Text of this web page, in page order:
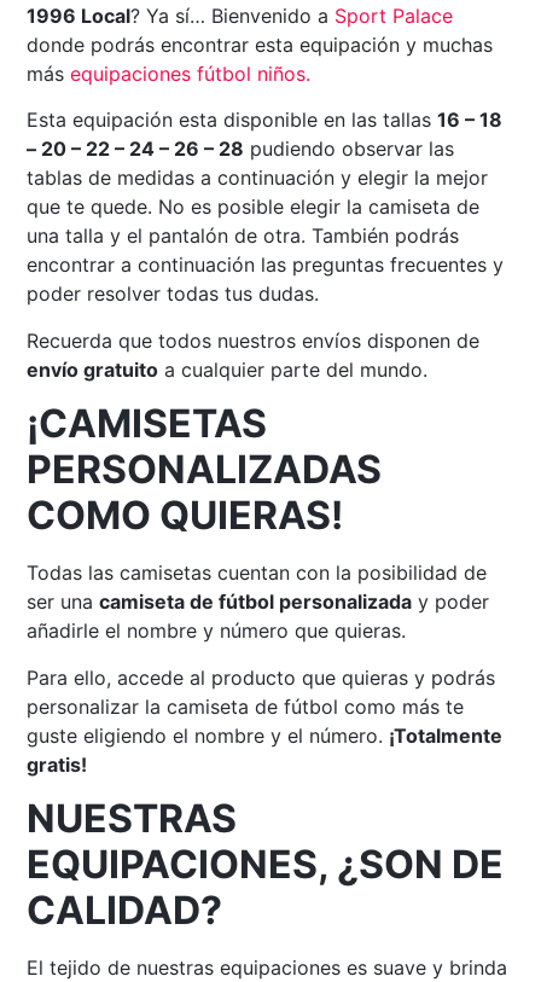
1996 Local? Ya sí… Bienvenido a Sport Palace
donde podrás encontrar esta equipación y muchas
másequipaciones fútbol niños.
Esta equipación esta disponible en las tallas16 – 18
– 20 – 22 – 24 – 26 – 28 pudiendo observar las
tablas de medidas a continuación y elegir la mejor
que te quede. No es posible elegir la camiseta de
una talla y el pantalón de otra. También podrás
encontrar a continuación las preguntas frecuentes y
poder resolver todas tus dudas.
Recuerda que todos nuestros envíos disponen de
envío gratuito a cualquier parte del mundo.
¡CAMISETAS
PERSONALIZADAS
COMO QUIERAS!
Todas las camisetas cuentan con la posibilidad de
ser unacamiseta de fútbol personalizada y poder
añadirle el nombre y número que quieras.
Para ello, accede al producto que quieras y podrás
personalizar la camiseta de fútbol como más te
guste eligiendo el nombre y el número. ¡Totalmente
gratis!
NUESTRAS
EQUIPACIONES, ¿SON DE
CALIDAD?
El tejido de nuestras equipaciones es suave y brinda